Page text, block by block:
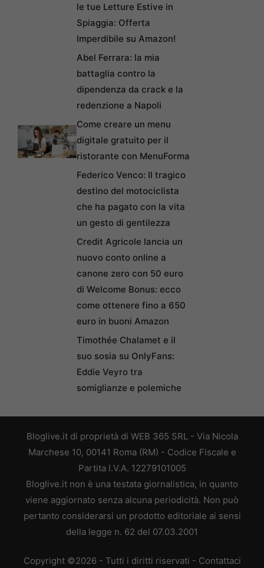
le tue Letture Estive in
Spiaggia: Offerta
Imperdibile su Amazon!
Abel Ferrara: la mia
battaglia contro la
dipendenza da crack e la
redenzione a Napoli
Come creare un menu
digitale gratuito per il
ristorante con MenuForma
Federico Venco: Il tragico
destino del motociclista
che ha pagato con la vita
un gesto di gentilezza
Credit Agricole lancia un
nuovo conto online a
canone zero con 50 euro
di Welcome Bonus: ecco
come ottenere fino a 650
euro in buoni Amazon
Timothée Chalamet e il
suo sosia su OnlyFans:
Eddie Veyro tra
somiglianze e polemiche
Bloglive.it di proprietà di WEB 365 SRL - Via Nicola
Marchese 10, 00141 Roma (RM) - Codice Fiscale e
Partita I.V.A. 12279101005
Bloglive.it non è una testata giornalistica, in quanto
viene aggiornato senza alcuna periodicità. Non può
pertanto considerarsi un prodotto editoriale ai sensi
della legge n. 62 del 07.03.2001
Copyright ©2026 - Tutti i diritti riservati - Contattaci